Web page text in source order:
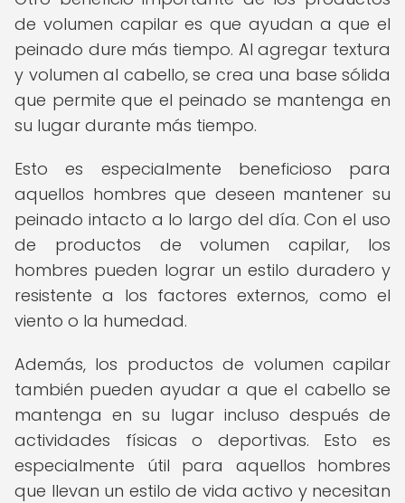
de volumen capilar es que ayudan a que el
peinado dure más tiempo. Al agregar textura
y volumen al cabello, se crea una base sólida
que permite que el peinado se mantenga en
su lugar durante más tiempo.
Esto es especialmente beneficioso para
aquellos hombres que deseen mantener su
peinado intacto a lo largo del día. Con el uso
de productos de volumen capilar, los
hombres pueden lograr un estilo duradero y
resistente a los factores externos, como el
viento o la humedad.
Además, los productos de volumen capilar
también pueden ayudar a que el cabello se
mantenga en su lugar incluso después de
actividades físicas o deportivas. Esto es
especialmente útil para aquellos hombres
que llevan un estilo de vida activo y necesitan